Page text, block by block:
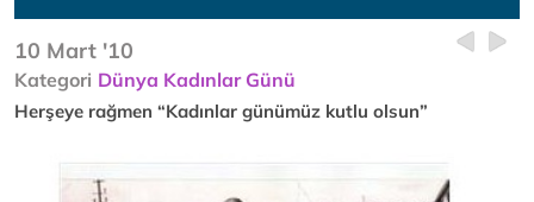
10 Mart '10
Kategori Dünya Kadınlar Günü
Herşeye rağmen “Kadınlar günümüz kutlu olsun”